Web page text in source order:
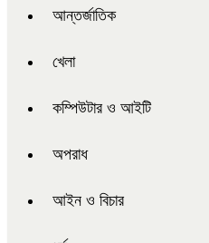
আন্তর্জাতিক
খেলা
কম্পিউটার ও আইটি
অপরাধ
আইন ও বিচার